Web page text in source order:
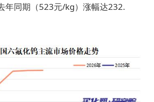
年同期（523元/kg）涨幅达232.